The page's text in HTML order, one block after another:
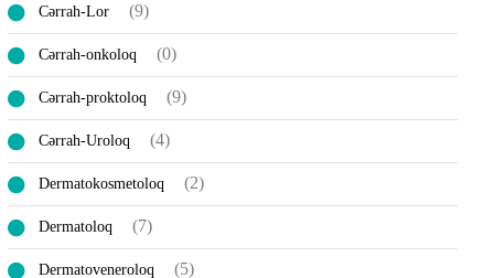
Cərrah-Lor (9)
Cərrah-onkoloq (0)
Cərrah-proktoloq (9)
Cərrah-Uroloq (4)
Dermatokosmetoloq (2)
Dermatoloq (7)
Dermatoveneroloq (5)